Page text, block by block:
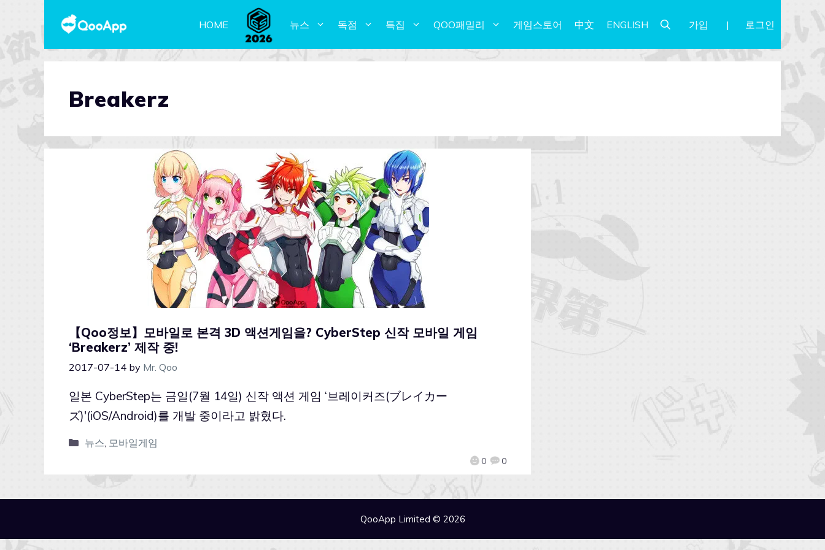
HOME 뉴스 독점 특집 QOO패밀리 게임스토어 中文 ENGLISH 가입 로그인
Breakerz
【Qoo정보】모바일로 본격 3D 액션게임을? CyberStep 신작 모바일 게임
‘Breakerz’ 제작 중!
2017-07-14 by Mr. Qoo
0 0
일본 CyberStep는 금일(7월 14일) 신작 액션 게임 ‘브레이커즈(ブレイカー
ズ)'(iOS/Android)를 개발 중이라고 밝혔다.
뉴스, 모바일게임
QooApp Limited © 2026